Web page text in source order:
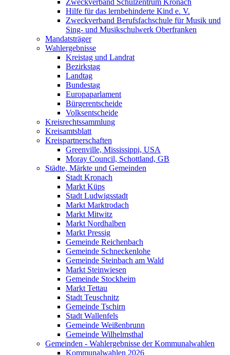
Zweckverband Schulzentrum Kronach
Hilfe für das lernbehinderte Kind e. V.
Zweckverband Berufsfachschule für Musik und
Sing- und Musikschulwerk Oberfranken
Mandatsträger
Wahlergebnisse
Kreistag und Landrat
Bezirkstag
Landtag
Bundestag
Europaparlament
Bürgerentscheide
Volksentscheide
Kreisrechtssammlung
Kreisamtsblatt
Kreispartnerschaften
Greenville, Mississippi, USA
Moray Council, Schottland, GB
Städte, Märkte und Gemeinden
Stadt Kronach
Markt Küps
Stadt Ludwigsstadt
Markt Marktrodach
Markt Mitwitz
Markt Nordhalben
Markt Pressig
Gemeinde Reichenbach
Gemeinde Schneckenlohe
Gemeinde Steinbach am Wald
Markt Steinwiesen
Gemeinde Stockheim
Markt Tettau
Stadt Teuschnitz
Gemeinde Tschirn
Stadt Wallenfels
Gemeinde Weißenbrunn
Gemeinde Wilhelmsthal
Gemeinden - Wahlergebnisse der Kommunalwahlen
Kommunalwahlen 2026